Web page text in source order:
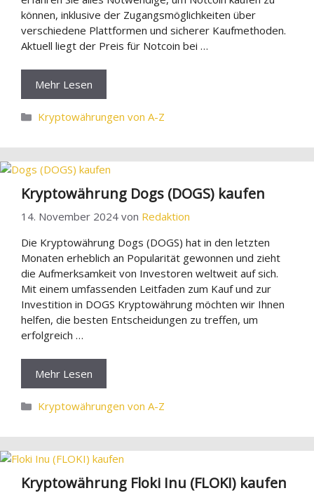
können, inklusive der Zugangsmöglichkeiten über
verschiedene Plattformen und sicherer Kaufmethoden.
Aktuell liegt der Preis für Notcoin bei …
Mehr Lesen
Kategorien
Kryptowährungen von A-Z
Kryptowährung Dogs (DOGS) kaufen
14. November 2024 von Redaktion
Die Kryptowährung Dogs (DOGS) hat in den letzten
Monaten erheblich an Popularität gewonnen und zieht
die Aufmerksamkeit von Investoren weltweit auf sich.
Mit einem umfassenden Leitfaden zum Kauf und zur
Investition in DOGS Kryptowährung möchten wir Ihnen
helfen, die besten Entscheidungen zu treffen, um
erfolgreich …
Mehr Lesen
Kategorien
Kryptowährungen von A-Z
Kryptowährung Floki Inu (FLOKI) kaufen